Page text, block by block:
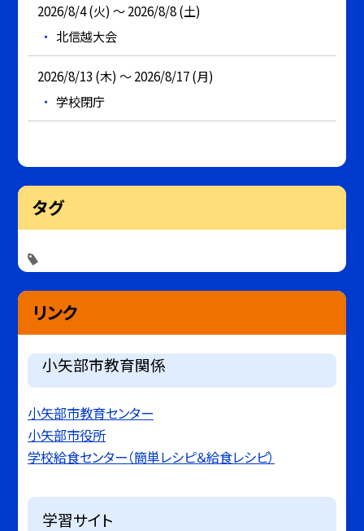
2026/8/4 (火) ～ 2026/8/8 (土)
北信越大会
2026/8/13 (木) ～ 2026/8/17 (月)
学校閉庁
タグ
リンク
小矢部市教育関係
小矢部市教育センター
小矢部市役所
学校給食センター（簡単レシピ＆給食レシピ）
学習サイト